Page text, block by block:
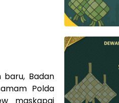
Badan
Polda